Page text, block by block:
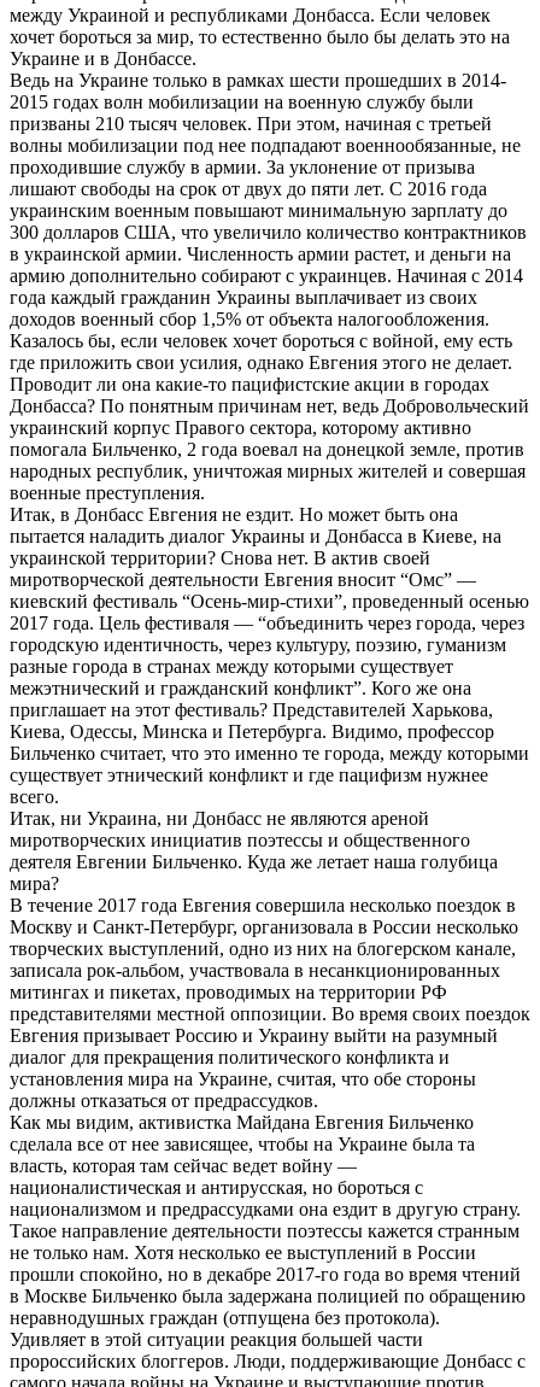
между Украиной и республиками Донбасса. Если человек
хочет бороться за мир, то естественно было бы делать это на
Украине и в Донбассе.
Ведь на Украине только в рамках шести прошедших в 2014-
2015 годах волн мобилизации на военную службу были
призваны 210 тысяч человек. При этом, начиная с третьей
волны мобилизации под нее подпадают военнообязанные, не
проходившие службу в армии. За уклонение от призыва
лишают свободы на срок от двух до пяти лет. С 2016 года
украинским военным повышают минимальную зарплату до
300 долларов США, что увеличило количество контрактников
в украинской армии. Численность армии растет, и деньги на
армию дополнительно собирают с украинцев. Начиная с 2014
года каждый гражданин Украины выплачивает из своих
доходов военный сбор 1,5% от объекта налогообложения.
Казалось бы, если человек хочет бороться с войной, ему есть
где приложить свои усилия, однако Евгения этого не делает.
Проводит ли она какие-то пацифистские акции в городах
Донбасса? По понятным причинам нет, ведь Добровольческий
украинский корпус Правого сектора, которому активно
помогала Бильченко, 2 года воевал на донецкой земле, против
народных республик, уничтожая мирных жителей и совершая
военные преступления.
Итак, в Донбасс Евгения не ездит. Но может быть она
пытается наладить диалог Украины и Донбасса в Киеве, на
украинской территории? Снова нет. В актив своей
миротворческой деятельности Евгения вносит “Омс” —
киевский фестиваль “Осень-мир-стихи”, проведенный осенью
2017 года. Цель фестиваля — “объединить через города, через
городскую идентичность, через культуру, поэзию, гуманизм
разные города в странах между которыми существует
межэтнический и гражданский конфликт”. Кого же она
приглашает на этот фестиваль? Представителей Харькова,
Киева, Одессы, Минска и Петербурга. Видимо, профессор
Бильченко считает, что это именно те города, между которыми
существует этнический конфликт и где пацифизм нужнее
всего.
Итак, ни Украина, ни Донбасс не являются ареной
миротворческих инициатив поэтессы и общественного
деятеля Евгении Бильченко. Куда же летает наша голубица
мира?
В течение 2017 года Евгения совершила несколько поездок в
Москву и Санкт-Петербург, организовала в России несколько
творческих выступлений, одно из них на блогерском канале,
записала рок-альбом, участвовала в несанкционированных
митингах и пикетах, проводимых на территории РФ
представителями местной оппозиции. Во время своих поездок
Евгения призывает Россию и Украину выйти на разумный
диалог для прекращения политического конфликта и
установления мира на Украине, считая, что обе стороны
должны отказаться от предрассудков.
Как мы видим, активистка Майдана Евгения Бильченко
сделала все от нее зависящее, чтобы на Украине была та
власть, которая там сейчас ведет войну —
националистическая и антирусская, но бороться с
национализмом и предрассудками она ездит в другую страну.
Такое направление деятельности поэтессы кажется странным
не только нам. Хотя несколько ее выступлений в России
прошли спокойно, но в декабре 2017-го года во время чтений
в Москве Бильченко была задержана полицией по обращению
неравнодушных граждан (отпущена без протокола).
Удивляет в этой ситуации реакция большей части
пророссийских блоггеров. Люди, поддерживающие Донбасс с
самого начала войны на Украине и выступающие против